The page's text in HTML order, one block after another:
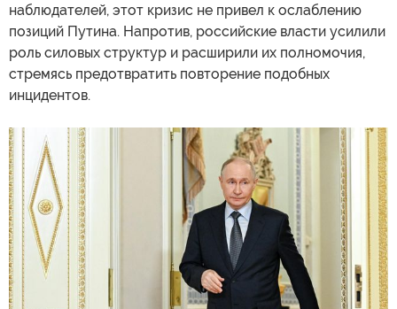
наблюдателей, этот кризис не привел к ослаблению
позиций Путина. Напротив, российские власти усилили
роль силовых структур и расширили их полномочия,
стремясь предотвратить повторение подобных
инцидентов.